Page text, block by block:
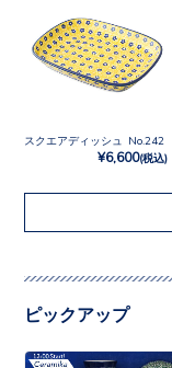
スクエアディッシュ No.242
¥6,600(税込)
ピックアップ